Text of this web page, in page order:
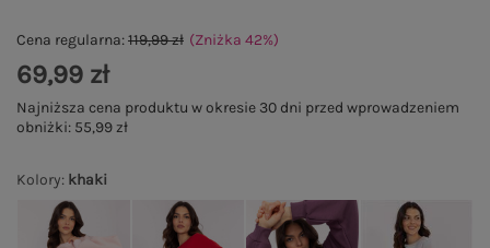
Kolory: khaki
Cena regularna:119,99 zł (Zniżka 42%)
69,99 zł
Najniższa cena produktu w okresie 30 dni przed wprowadzeniem
obniżki: 55,99 zł